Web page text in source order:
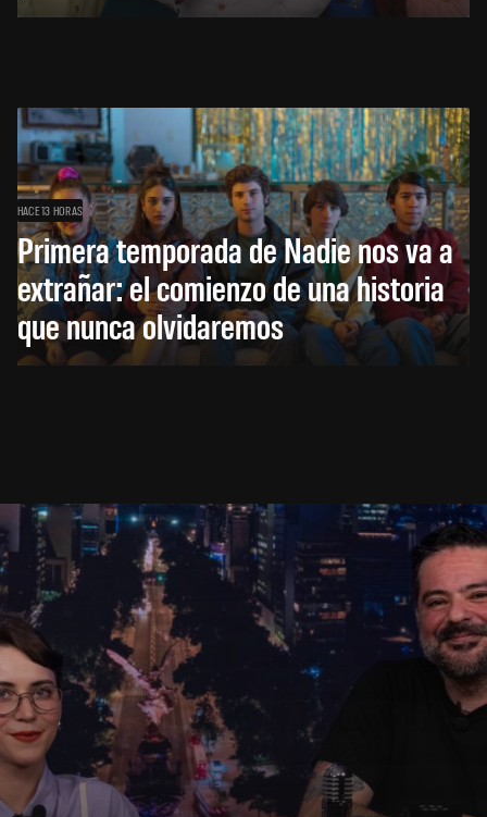
HACE 13 HORAS
Primera temporada de Nadie nos va a
extrañar: el comienzo de una historia
que nunca olvidaremos